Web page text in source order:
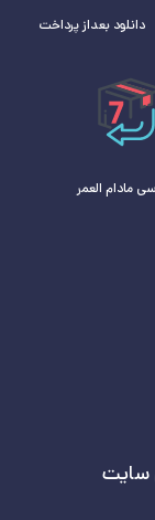
دانلود بعداز پرداخت
مادام العمر